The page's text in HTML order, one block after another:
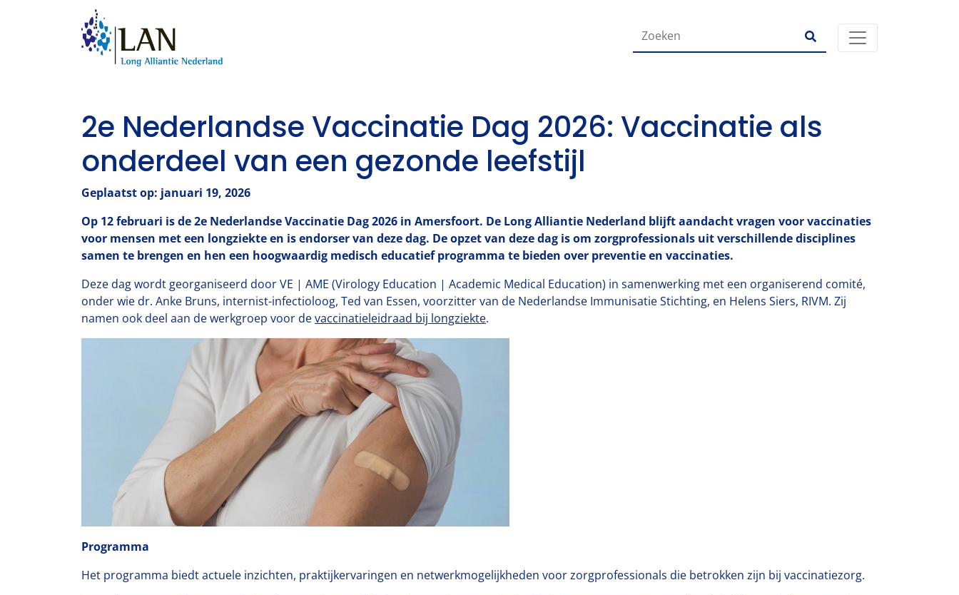
2e Nederlandse Vaccinatie Dag 2026: Vaccinatie als
onderdeel van een gezonde leefstijl
Geplaatst op: januari 19, 2026
Op 12 februari is de 2e Nederlandse Vaccinatie Dag 2026 in Amersfoort. De Long Alliantie Nederland blijft aandacht vragen voor vaccinaties
voor mensen met een longziekte en is endorser van deze dag. De opzet van deze dag is om zorgprofessionals uit verschillende disciplines
samen te brengen en hen een hoogwaardig medisch educatief programma te bieden over preventie en vaccinaties.
Deze dag wordt georganiseerd door VE | AME (Virology Education | Academic Medical Education) in samenwerking met een organiserend comité,
onder wie dr. Anke Bruns, internist-infectioloog, Ted van Essen, voorzitter van de Nederlandse Immunisatie Stichting, en Helens Siers, RIVM. Zij
namen ook deel aan de werkgroep voor devaccinatieleidraad bij longziekte.
Programma
Het programma biedt actuele inzichten, praktijkervaringen en netwerkmogelijkheden voor zorgprofessionals die betrokken zijn bij vaccinatiezorg.